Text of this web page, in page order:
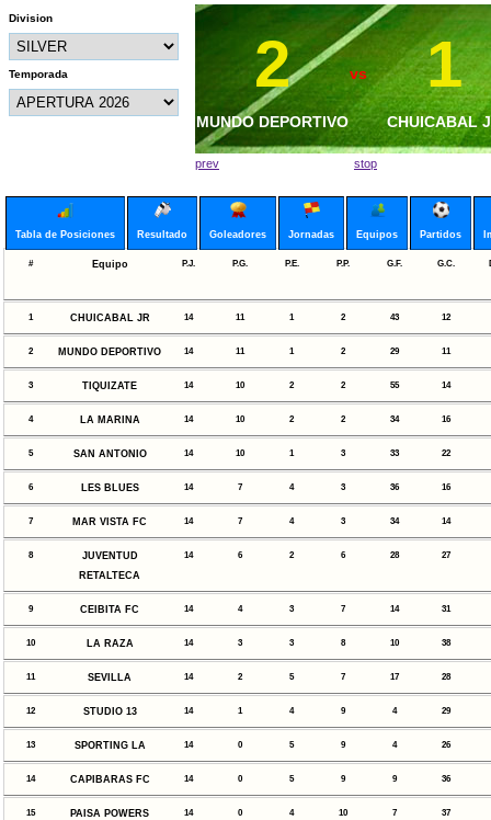
Division
Temporada 2
MUNDO DEPORTIVO
vs 1
CHUICABAL
0
MAR VISTA FC
vs 1
MUNDO
prev stop
Tabla de Posiciones Resultado Goleadores Jornadas Equipos Partidos
# Equipo P.J. P.G. P.E. P.P. G.F. G.C.
1 CHUICABAL JR 14 11 1 2 43 12
2 MUNDO DEPORTIVO 14 11 1 2 29 11
3 TIQUIZATE 14 10 2 2 55 14
4 LA MARINA 14 10 2 2 34 16
5 SAN ANTONIO 14 10 1 3 33 22
6 LES BLUES 14 7 4 3 36 16
7 MAR VISTA FC 14 7 4 3 34 14
8
JUVENTUD
RETALTECA
14 6 2 6 28 27
9 CEIBITA FC 14 4 3 7 14 31
10 LA RAZA 14 3 3 8 10 38
11 SEVILLA 14 2 5 7 17 28
12 STUDIO 13 14 1 4 9 4 29
13 SPORTING LA 14 0 5 9 4 26
14 CAPIBARAS FC 14 0 5 9 9 36
15 PAISA POWERS 14 0 4 10 7 37